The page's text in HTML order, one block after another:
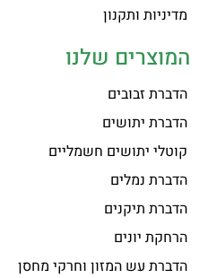
מדיניות ותקנון
המוצרים שלנו
הדברת זבובים
הדברת יתושים
קוטלי יתושים חשמליים
הדברת נמלים
הדברת תיקנים
הרחקת יונים
הדברת עש המזון וחרקי מחסן